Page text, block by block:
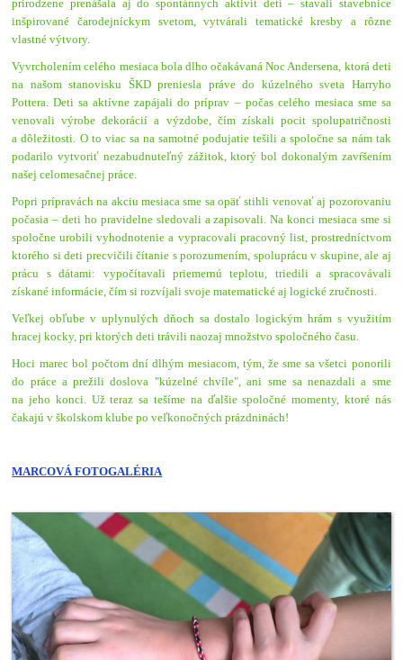
prirodzene prenášala aj do spontánnych aktivít detí – stavali stavebnice
inšpirované čarodejníckym svetom, vytvárali tematické kresby a rôzne
vlastné výtvory.
Vyvrcholením celého mesiaca bola dlho očakávaná Noc Andersena, ktorá deti
na našom stanovisku ŠKD preniesla práve do kúzelného sveta Harryho
Pottera. Deti sa aktívne zapájali do príprav – počas celého mesiaca sme sa
venovali výrobe dekorácií a výzdobe, čím získali pocit spolupatričnosti
a dôležitosti. O to viac sa na samotné podujatie tešili a spoločne sa nám tak
podarilo vytvoriť nezabudnuteľný zážitok, ktorý bol dokonalým zavŕšením
našej celomesačnej práce.
Popri prípravách na akciu mesiaca sme sa opäť stihli venovať aj pozorovaniu
počasia – deti ho pravidelne sledovali a zapisovali. Na konci mesiaca sme si
spoločne urobili vyhodnotenie a vypracovali pracovný list, prostredníctvom
ktorého si deti precvičili čítanie s porozumením, spoluprácu v skupine, ale aj
prácu s dátami: vypočítavali priemernú teplotu, triedili a spracovávali
získané informácie, čím si rozvíjali svoje matematické aj logické zručnosti.
Veľkej obľube v uplynulých dňoch sa dostalo logickým hrám s využitím
hracej kocky, pri ktorých deti trávili naozaj množstvo spoločného času.
Hoci marec bol počtom dní dlhým mesiacom, tým, že sme sa všetci ponorili
do práce a prežili doslova "kúzelné chvíle", ani sme sa nenazdali a sme
na jeho konci. Už teraz sa tešíme na ďalšie spoločné momenty, ktoré nás
čakajú v školskom klube po veľkonočných prázdninách!
MARCOVÁ FOTOGALÉRIA